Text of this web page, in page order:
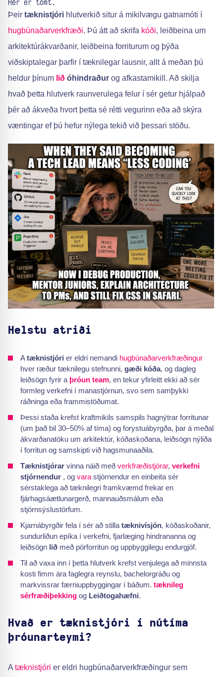
Hér er tómt.
Þeir tæknistjóri hlutverkið situr á mikilvægu gatnamóti í
hugbúnaðarverkfræði. Þú átt að skrifa kóði, leiðbeina um
arkitektúrákvarðanir, leiðbeina forriturum og þýða
viðskiptalegar þarfir í tæknilegar lausnir, allt á meðan þú
heldur þínum lið óhindraður og afkastamikill. Að skilja
hvað þetta hlutverk raunverulega felur í sér getur hjálpað
þér að ákveða hvort þetta sé rétti vegurinn eða að skýra
væntingar ef þú hefur nýlega tekið við þessari stöðu.
Helstu atriði
Atæknistjóri er eldri nemandi hugbúnaðarverkfræðingur
hver ræður tæknilegu stefnunni, gæði kóða, og dagleg
leiðsögn fyrir a þróun team, en tekur yfirleitt ekki að sér
formleg verkefni í manastjórnun, svo sem samþykki
ráðninga eða frammistöðumat.
Þessi staða krefst kraftmikils samspils hagnýtrar forritunar
(um það bil 30–50% af tíma) og forystuábyrgða, þar á meðal
ákvarðanatöku um arkitektúr, kóðaskoðana, leiðsögn nýliða
í forritun og samskipti við hagsmunaaðila.
Tæknistjórar vinna náið með verkfræðistjórar, verkefni
stjórnendur , og vara stjórnendur en einbeita sér
sérstaklega að tæknilegri framkvæmd frekar en
fjárhagsáætlunargerð, mannauðsmálum eða
stjórnsýslustörfum.
Kjarnábyrgðir fela í sér að stilla tæknivísjón, kóðaskoðanir,
sundurliðun epíka í verkefni, fjarlæging hindrananna og
leiðsögn lið með pörforritun og uppbyggilegu endurgjöf.
Til að vaxa inn í þetta hlutverk krefst venjulega að minnsta
kosti fimm ára faglegra reynslu, bachelorgráðu og
markvissrar færniuppbyggingar í báðum. tæknileg
sérfræðiþekking og Leiðtogahæfni.
Hvað er tæknistjóri í nútíma
þróunarteymi?
A tæknistjóri er eldri hugbúnaðarverkfræðingur sem